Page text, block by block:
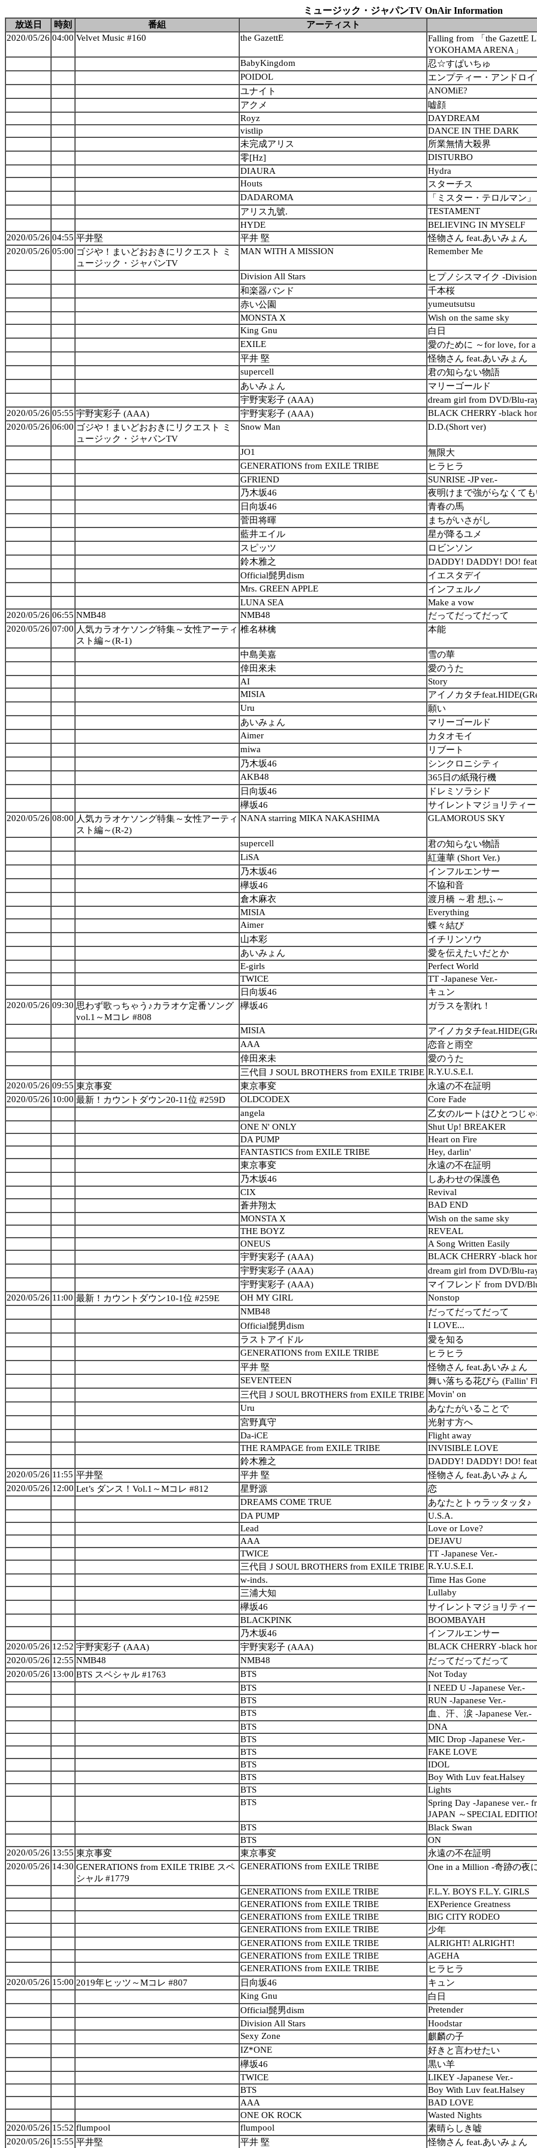
ミュージック・ジャパンTV OnAir Information
放送日 時刻 番組 アーティスト
2020/05/26 04:00 Velvet Music #160 the GazettE
Falling from 「the GazettE
YOKOHAMA ARENA」
BabyKingdom
忍☆すぱいちゅ
POIDOL
エンプティー・アンドロイ
ユナイト
ANOMiE?
アクメ
嘘顔
Royz
DAYDREAM
vistlip
DANCE IN THE DARK
未完成アリス
所業無情大殺界
零[Hz]
DISTURBO
DIAURA
Hydra
Houts
スターチス
DADAROMA
「ミスター・テロルマン」
アリス九號.
TESTAMENT
HYDE
BELIEVING IN MYSELF
2020/05/26 04:55 平井堅 平井 堅
怪物さん feat.あいみょん
2020/05/26 05:00 ゴジや！まいどおおきにリクエスト ミ
ュージック・ジャパンTV
MAN WITH A MISSION Remember Me
Division All Stars
ヒプノシスマイク -Division
和楽器バンド
千本桜
赤い公園
yumeutsutsu
MONSTA X
Wish on the same sky
King Gnu
白日
EXILE
愛のために ～for love, for a
平井 堅
怪物さん feat.あいみょん
supercell
君の知らない物語
あいみょん
マリーゴールド
宇野実彩子 (AAA)
dream girl from DVD/Blu-
2020/05/26 05:55 宇野実彩子 (AAA) 宇野実彩子 (AAA)
BLACK CHERRY -black
2020/05/26 06:00 ゴジや！まいどおおきにリクエスト ミ
ュージック・ジャパンTV
Snow Man D.D.(Short ver)
JO1
無限大
GENERATIONS from EXILE TRIBE
ヒラヒラ
GFRIEND
SUNRISE -JP ver.-
乃木坂46
夜明けまで強がらなくて
日向坂46
青春の馬
菅田将暉
まちがいさがし
藍井エイル
星が降るユメ
スピッツ
ロビンソン
鈴木雅之
DADDY! DADDY! DO!
Official髭男dism
イエスタデイ
Mrs. GREEN APPLE
インフェルノ
LUNA SEA
Make a vow
2020/05/26 06:55 NMB48 NMB48
だってだってだって
2020/05/26 07:00 人気カラオケソング特集～女性アーティ
スト編～(R-1)
椎名林檎 本能
中島美嘉
雪の華
倖田來未
愛のうた
AI
Story
MISIA
アイノカタチ
Uru
願い
あいみょん
マリーゴールド
Aimer
カタオモイ
miwa
リブート
乃木坂46
シンクロニシティ
AKB48
365日の紙飛行機
日向坂46
ドレミソラシド
欅坂46
サイレントマジョリティー
2020/05/26 08:00 人気カラオケソング特集～女性アーティ
スト編～(R-2)
NANA starring MIKA NAKASHIMA GLAMOROUS SKY
supercell
君の知らない物語
LiSA
紅蓮華 (Short Ver.)
乃木坂46
インフルエンサー
欅坂46
不協和音
倉木麻衣
渡月橋 ～君 想ふ～
MISIA
Everything
Aimer
蝶々結び
山本彩
イチリンソウ
あいみょん
愛を伝えたいだとか
E-girls
Perfect World
TWICE
TT -Japanese Ver.-
日向坂46
キュン
2020/05/26 09:30 思わず歌っちゃう♪カラオケ定番ソング
vol.1～Mコレ #808
欅坂46 ガラスを割れ！
MISIA
アイノカタチ
AAA
恋音と雨空
倖田來未
愛のうた
三代目 J SOUL BROTHERS from EXILE TRIBE R.Y.U.S.E.I.
2020/05/26 09:55 東京事変 東京事変
永遠の不在証明
2020/05/26 10:00 最新！カウントダウン20-11位 #259D OLDCODEX
Core Fade
angela
乙女のルートはひとつじゃ
ONE N' ONLY
Shut Up! BREAKER
DA PUMP
Heart on Fire
FANTASTICS from EXILE TRIBE
Hey, darlin'
東京事変
永遠の不在証明
乃木坂46
しあわせの保護色
CIX
Revival
蒼井翔太
BAD END
MONSTA X
Wish on the same sky
THE BOYZ
REVEAL
ONEUS
A Song Written Easily
宇野実彩子 (AAA)
BLACK CHERRY -black
宇野実彩子 (AAA)
dream girl from DVD/Blu-
宇野実彩子 (AAA)
マイフレンド from DVD/
2020/05/26 11:00 最新！カウントダウン10-1位 #259E OH MY GIRL
Nonstop
NMB48
だってだってだって
Official髭男dism
I LOVE...
ラストアイドル
愛を知る
GENERATIONS from EXILE TRIBE
ヒラヒラ
平井 堅
怪物さん feat.あいみょん
SEVENTEEN
舞い落ちる花びら (Fallin'
三代目 J SOUL BROTHERS from EXILE TRIBE Movin' on
Uru
あなたがいることで
宮野真守
光射す方へ
Da-iCE
Flight away
THE RAMPAGE from EXILE TRIBE
INVISIBLE LOVE
鈴木雅之
DADDY! DADDY! DO!
2020/05/26 11:55 平井堅 平井 堅
怪物さん feat.あいみょん
2020/05/26 12:00 Let’s ダンス！Vol.1～Mコレ #812 星野源
恋
DREAMS COME TRUE
あなたとトゥラッタッタ♪
DA PUMP
U.S.A.
Lead
Love or Love?
AAA
DEJAVU
TWICE
TT -Japanese Ver.-
三代目 J SOUL BROTHERS from EXILE TRIBE R.Y.U.S.E.I.
w-inds.
Time Has Gone
三浦大知
Lullaby
欅坂46
サイレントマジョリティー
BLACKPINK
BOOMBAYAH
乃木坂46
インフルエンサー
2020/05/26 12:52 宇野実彩子 (AAA) 宇野実彩子 (AAA)
BLACK CHERRY -black
2020/05/26 12:55 NMB48 NMB48
だってだってだって
2020/05/26 13:00 BTS スペシャル #1763 BTS
Not Today
BTS
I NEED U -Japanese Ver.-
BTS
RUN -Japanese Ver.-
BTS
血、汗、涙 -Japanese Ver.-
BTS
DNA
BTS
MIC Drop -Japanese Ver.-
BTS
FAKE LOVE
BTS
IDOL
BTS
Boy With Luv feat.Halsey
BTS
Lights
BTS
Spring Day -Japanese
JAPAN ～SPECIAL
BTS
Black Swan
BTS
ON
2020/05/26 13:55 東京事変 東京事変
永遠の不在証明
2020/05/26 14:30 GENERATIONS from EXILE TRIBE スペ
シャル #1779
GENERATIONS from EXILE TRIBE One in a Million -奇跡の夜
GENERATIONS from EXILE TRIBE
F.L.Y. BOYS F.L.Y. GIRLS
GENERATIONS from EXILE TRIBE
EXPerience Greatness
GENERATIONS from EXILE TRIBE
BIG CITY RODEO
GENERATIONS from EXILE TRIBE
少年
GENERATIONS from EXILE TRIBE
ALRIGHT! ALRIGHT!
GENERATIONS from EXILE TRIBE
AGEHA
GENERATIONS from EXILE TRIBE
ヒラヒラ
2020/05/26 15:00 2019年ヒッツ～Mコレ #807 日向坂46
キュン
King Gnu
白日
Official髭男dism
Pretender
Division All Stars
Hoodstar
Sexy Zone
麒麟の子
IZ*ONE
好きと言わせたい
欅坂46
黒い羊
TWICE
LIKEY -Japanese Ver.-
BTS
Boy With Luv feat.Halsey
AAA
BAD LOVE
ONE OK ROCK
Wasted Nights
2020/05/26 15:52 flumpool flumpool
素晴らしき嘘
2020/05/26 15:55 平井堅 平井 堅 怪物さん feat.あいみょん